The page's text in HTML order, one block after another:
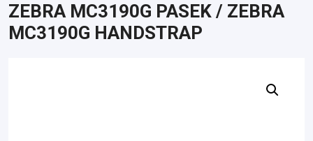
ZEBRA MC3190G PASEK / ZEBRA
MC3190G HANDSTRAP